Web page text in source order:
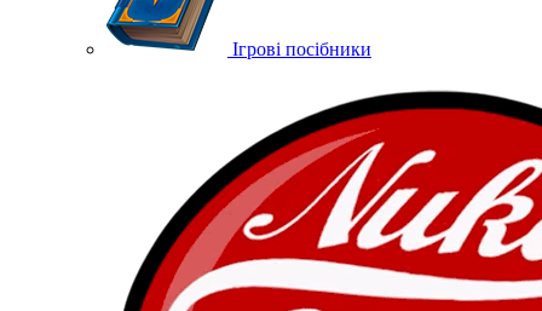
Ігрові посібники